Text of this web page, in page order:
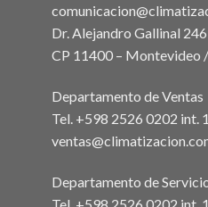
Dr. Alejandro Gallinal
CP 11400 – Montevideo
Departamento de Ventas
Tel. +598 2526 0202 int.
Departamento de
Tel. +598 2526 0202 int.